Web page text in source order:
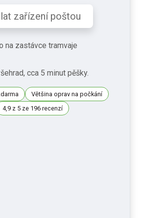
zařízení poštou
na zastávce tramvaje
cca 5 minut pěšky.
Většina oprav na počkání
4,9 z 5 ze 196 recenzí